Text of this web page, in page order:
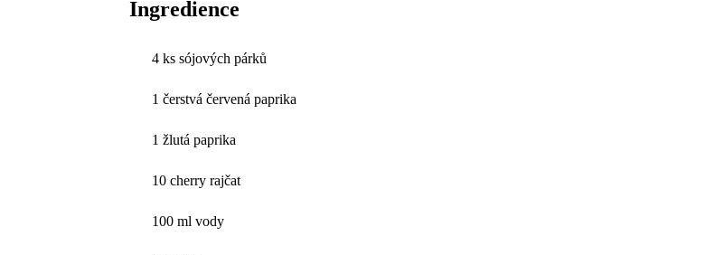
Ingredience
4 ks sójových párků
1 čerstvá červená paprika
1 žlutá paprika
10 cherry rajčat
100 ml vody